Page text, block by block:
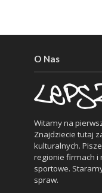
O Nas
Witamy na
Znajdziecie tutaj
kulturalnych.
regionie firmach i
sportowe.
spraw.